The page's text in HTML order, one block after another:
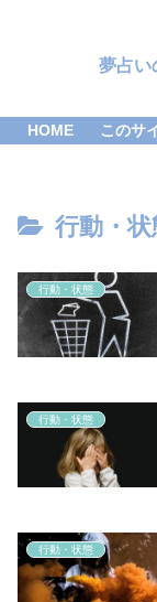
夢占い
HOME このサ
行動・状
行動・状態
行動・状態
行動・状態